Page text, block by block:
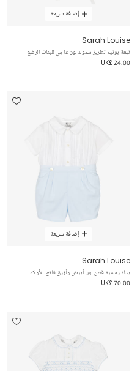
إضافة سريعة
Sarah Louise
قبعة بونيه تطريز سموك لون عاجي للبنات الرضع
UK£ 24.00
إضافة سريعة
Sarah Louise
بدلة رسمية قطن لون أبيض وأزرق فاتح للأولاد
UK£ 70.00